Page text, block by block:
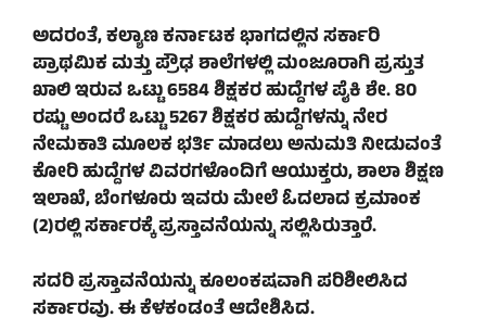
ಅದರಂತೆ, ಕಲ್ಯಾಣ ಕರ್ನಾಟಕ ಭಾಗದಲ್ಲಿನ ಸರ್ಕಾರಿ
ಪ್ರಾಥಮಿಕ ಮತ್ತು ಪ್ರೌಢ ಶಾಲೆಗಳಲ್ಲಿ ಮಂಜೂರಾಗಿ ಪ್ರಸ್ತುತ
ಖಾಲಿ ಇರುವ ಒಟ್ಟು 6584 ಶಿಕ್ಷಕರ ಹುದ್ದೆಗಳ ಪೈಕಿ ಶೇ. 80
ರಷ್ಟು ಅಂದರೆ ಒಟ್ಟು 5267 ಶಿಕ್ಷಕರ ಹುದ್ದೆಗಳನ್ನು ನೇರ
ನೇಮಕಾತಿ ಮೂಲಕ ಭರ್ತಿ ಮಾಡಲು ಅನುಮತಿ ನೀಡುವಂತೆ
ಕೋರಿ ಹುದ್ದೆಗಳ ವಿವರಗಳೊಂದಿಗೆ ಆಯುಕ್ತರು, ಶಾಲಾ ಶಿಕ್ಷಣ
ಇಲಾಖೆ, ಬೆಂಗಳೂರು ಇವರು ಮೇಲೆ ಓದಲಾದ ಕ್ರಮಾಂಕ
(2)ರಲ್ಲಿ ಸರ್ಕಾರಕ್ಕೆ ಪ್ರಸ್ತಾವನೆಯನ್ನು ಸಲ್ಲಿಸಿರುತ್ತಾರೆ.
ಸದರಿ ಪ್ರಸ್ತಾವನೆಯನ್ನು ಕೂಲಂಕಷವಾಗಿ ಪರಿಶೀಲಿಸಿದ
ಸರ್ಕಾರವು. ಈ ಕೆಳಕಂಡಂತೆ ಆದೇಶಿಸಿದ.